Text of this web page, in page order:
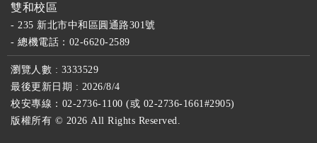
雙和校區
- 235 新北市中和區圓通路301號
- 總機電話：02-6620-2589
瀏覽人數 : 3333529
最後更新日期 : 2026/8/4
校安專線：02-2736-1100 (或 02-2736-1661#2905)
版權所有 © 2026 All Rights Reserved.